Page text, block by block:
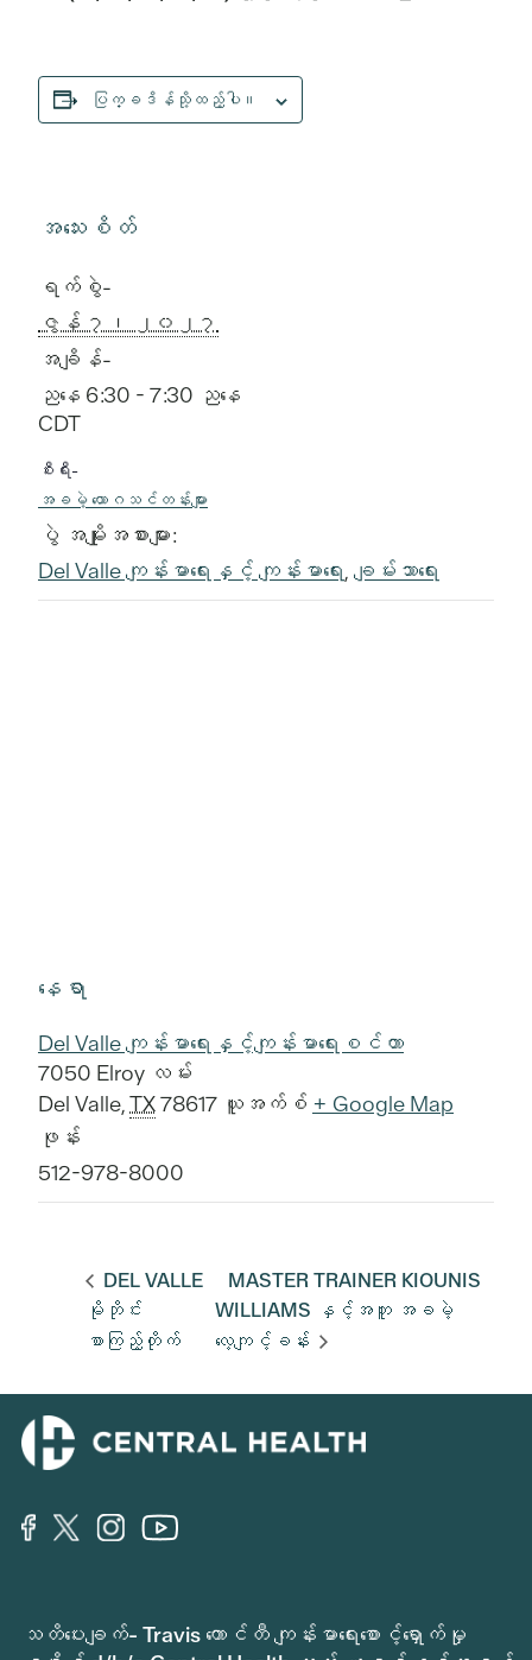
ပြက္ခဒိန်သို့ထည့်ပါ။
အသေးစိတ်
ရက်စွဲ-
ဇွန် ၇၊ ၂၀၂၇
အချိန်-
ညနေ 6:30 - 7:30 ညနေ
CDT
စီးရီး-
အခမဲ့ ယောဂသင်တန်းများ
ပွဲ အမျိုးအစားများ:
Del Valle ကျန်းမာရေးနှင့် ကျန်းမာရေး, ချမ်းသာရေး
နေရာ
Del Valle ကျန်းမာရေးနှင့်ကျန်းမာရေးစင်တာ
7050 Elroy လမ်း
Del Valle,TX78617 ယူအက်စ် + Google Map
ဖုန်း
512-978-8000
DEL VALLE
မိုဘိုင်း
စာကြည့်တိုက်
MASTER TRAINER KIOUNIS
WILLIAMS နှင့်အတူ အခမဲ့
လေ့ကျင့်ခန်း
သတိပေးချက်- Travis ကောင်တီ ကျန်းမာရေးစောင့်ရှောက်မှု